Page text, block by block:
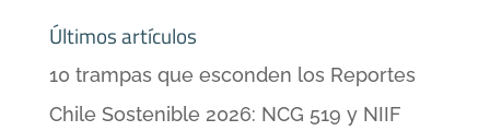
Últimos artículos
10 trampas que esconden los Reportes
Chile Sostenible 2026: NCG 519 y NIIF